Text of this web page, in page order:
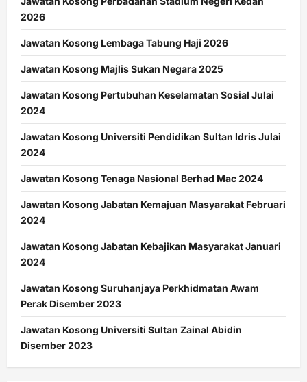
2026
Jawatan Kosong Lembaga Tabung Haji 2026
Jawatan Kosong Majlis Sukan Negara 2025
Jawatan Kosong Pertubuhan Keselamatan Sosial Julai
2024
Jawatan Kosong Universiti Pendidikan Sultan Idris Julai
2024
Jawatan Kosong Tenaga Nasional Berhad Mac 2024
Jawatan Kosong Jabatan Kemajuan Masyarakat Februari
2024
Jawatan Kosong Jabatan Kebajikan Masyarakat Januari
2024
Jawatan Kosong Suruhanjaya Perkhidmatan Awam
Perak Disember 2023
Jawatan Kosong Universiti Sultan Zainal Abidin
Disember 2023